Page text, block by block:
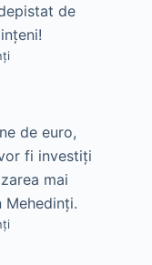
de
de euro,
fi investiți
mai
Mehedinți.